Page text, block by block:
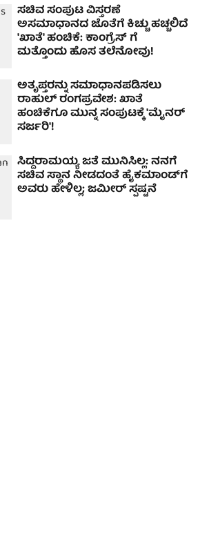
ಸಚಿವ ಸಂಪುಟ ವಿಸ್ತರಣೆ
ಅಸಮಾಧಾನದ ಜೊತೆಗೆ ಕಿಚ್ಚು ಹಚ್ಚಲಿದೆ
'ಖಾತೆ' ಹಂಚಿಕೆ: ಕಾಂಗ್ರೆಸ್ ಗೆ
ಮತ್ತೊಂದು ಹೊಸ ತಲೆನೋವು!
ಅತೃಪ್ತರನ್ನು ಸಮಾಧಾನಪಡಿಸಲು
ರಾಹುಲ್ ರಂಗಪ್ರವೇಶ: ಖಾತೆ
ಹಂಚಿಕೆಗೂ ಮುನ್ನ ಸಂಪುಟಕ್ಕೆ 'ಮೈನರ್
ಸರ್ಜರಿ'!
ಸಿದ್ದರಾಮಯ್ಯ ಜತೆ ಮುನಿಸಿಲ್ಲ: ನನಗೆ
ಸಚಿವ ಸ್ಥಾನ ನೀಡದಂತೆ ಹೈಕಮಾಂಡ್‌ಗೆ
ಅವರು ಹೇಳಿಲ್ಲ; ಜಮೀರ್ ಸ್ಪಷ್ಟನೆ